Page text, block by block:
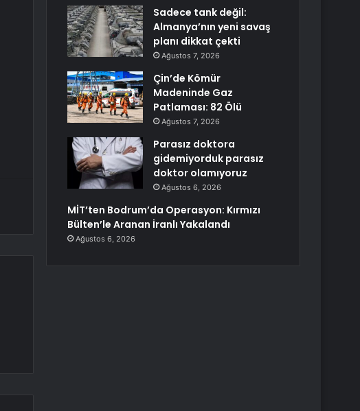
Sadece tank değil:
Almanya’nın yeni savaş
planı dikkat çekti
Ağustos 7, 2026
Çin’de Kömür
Madeninde Gaz
Patlaması: 82 Ölü
Ağustos 7, 2026
Parasız doktora
gidemiyorduk parasız
doktor olamıyoruz
Ağustos 6, 2026
MİT’ten Bodrum’da Operasyon: Kırmızı
Bülten’le Aranan İranlı Yakalandı
Ağustos 6, 2026